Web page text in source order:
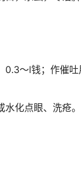
0.3～l钱；作催
化点眼、洗疮。